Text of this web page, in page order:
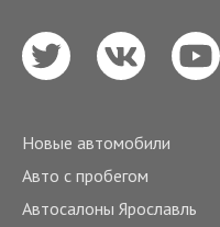
Новые автомобили
Авто с пробегом
Автосалоны Ярославль